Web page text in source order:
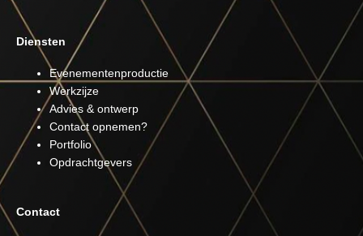
Diensten
Evenementenproductie
Werkzijze
Advies & ontwerp
Contact opnemen?
Portfolio
Opdrachtgevers
Contact